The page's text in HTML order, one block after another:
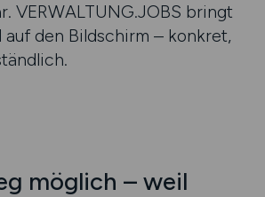
VERWALTUNG.JOBS bringt
auf den Bildschirm – konkret,
möglich – weil